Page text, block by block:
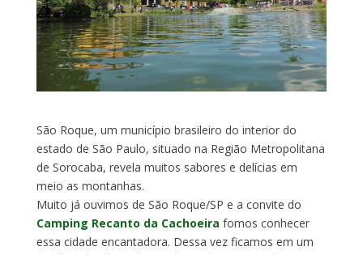
São Roque, um município brasileiro do interior do
estado de São Paulo, situado na Região Metropolitana
de Sorocaba, revela muitos sabores e delícias em
meio as montanhas.
Muito já ouvimos de São Roque/SP e a convite do
Camping Recanto da Cachoeira fomos conhecer
essa cidade encantadora. Dessa vez ficamos em um